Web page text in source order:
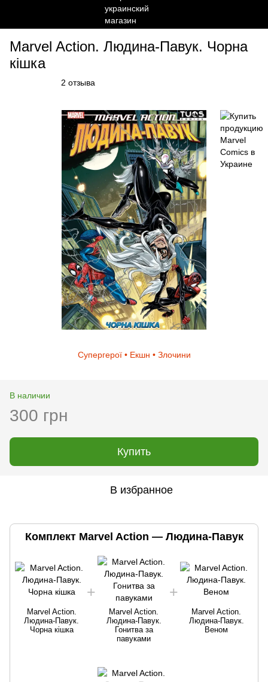
Marvel Action. Людина-Павук. Чорна
кішка
2 отзыва
Супергерої • Екшн • Злочини
В наличии
300 грн
Купить
В избранное
Комплект Marvel Action — Людина-Павук
Marvel Action.
Людина-Павук.
Чорна кішка
Marvel Action.
Людина-Павук.
Гонитва за
павуками
Marvel Action.
Людина-Павук.
Веном